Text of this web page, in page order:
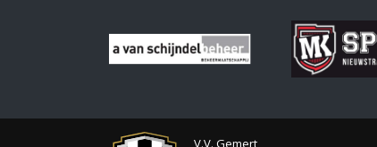
V.V. Gemert